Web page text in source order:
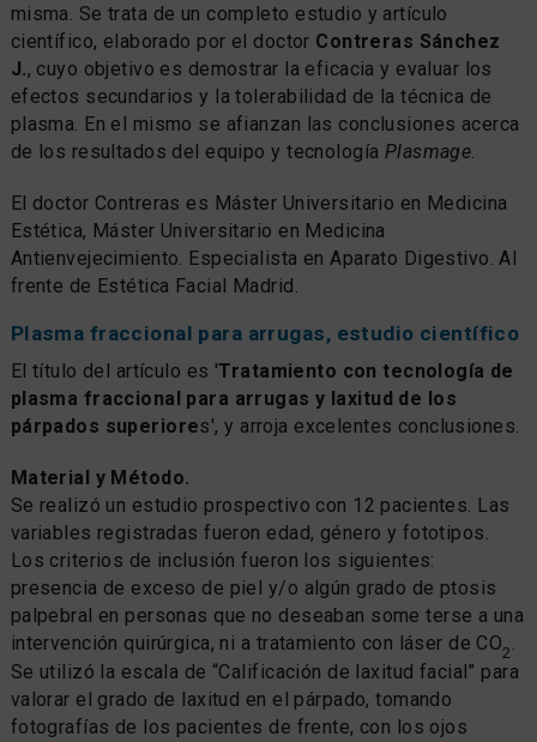
misma. Se trata de un completo estudio y artículo
científico, elaborado por el doctor Contreras Sánchez
J., cuyo objetivo es demostrar la eficacia y evaluar los
efectos secundarios y la tolerabilidad de la técnica de
plasma. En el mismo se afianzan las conclusiones acerca
de los resultados del equipo y tecnología Plasmage.
El doctor Contreras es Máster Universitario en Medicina
Estética, Máster Universitario en Medicina
Antienvejecimiento. Especialista en Aparato Digestivo. Al
frente de Estética Facial Madrid.
Plasma fraccional para arrugas, estudio científico
El título del artículo es 'Tratamiento con tecnología de
plasma fraccional para arrugas y laxitud de los
párpados superiores', y arroja excelentes conclusiones.
Material y Método.
Se realizó un estudio prospectivo con 12 pacientes. Las
variables registradas fueron edad, género y fototipos.
Los criterios de inclusión fueron los siguientes:
presencia de exceso de piel y/o algún grado de ptosis
palpebral en personas que no deseaban some terse a una
intervención quirúrgica, ni a tratamiento con láser de CO2 .
Se utilizó la escala de “Calificación de laxitud facial” para
valorar el grado de laxitud en el párpado, tomando
fotografías de los pacientes de frente, con los ojos